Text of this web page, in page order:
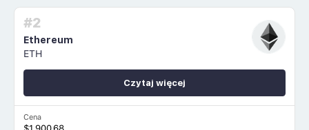
#2
Ethereum
ETH
Cena
Czytaj więcej